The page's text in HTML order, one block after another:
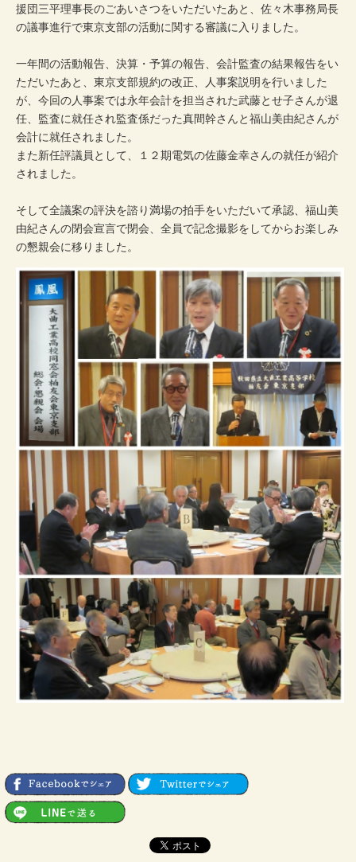
援団三平理事長のごあいさつをいただいたあと、佐々木事務局長
の議事進行で東京支部の活動に関する審議に入りました。
一年間の活動報告、決算・予算の報告、会計監査の結果報告をい
ただいたあと、東京支部規約の改正、人事案説明を行いました
が、今回の人事案では永年会計を担当された武藤とせ子さんが退
任、監査に就任され監査係だった真間幹さんと福山美由紀さんが
会計に就任されました。
また新任評議員として、１２期電気の佐藤金幸さんの就任が紹介
されました。
そして全議案の評決を諮り満場の拍手をいただいて承認、福山美
由紀さんの閉会宣言で閉会、全員で記念撮影をしてからお楽しみ
の懇親会に移りました。